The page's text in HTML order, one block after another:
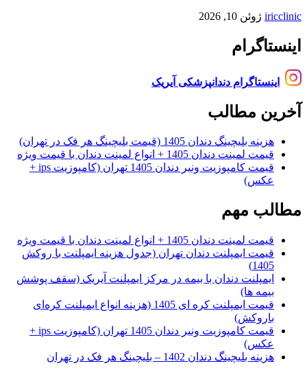
iricclinic ژوئن 10, 2026
اینستاگرام
اینستاگرام دندانپزشکی آیریک
آخرین مطالب
هزینه بلیچینگ دندان 1405 (قیمت بلیچینگ هر فک در تهران)
قیمت لمینت دندان 1405 + انواع لمینت دندان با قیمت ویژه
قیمت کامپوزیت ونیر دندان 1405 تهران (کامپوزیت ips +
عکس)
مطالب مهم
قیمت لمینت دندان 1405 + انواع لمینت دندان با قیمت ویژه
قیمت ایمپلنت دندان تهران (جدول هزینه ایمپلنت با روکش
1405)
ایمپلنت دندان با بیمه در مرکز ایمپلنت آیریک (سقف پوشش
بیمه ها)
قیمت ایمپلنت کره ای‌ 1405 (هزینه انواع ایمپلنت کره‌ای
با‌روکش)
قیمت کامپوزیت ونیر دندان 1405 تهران (کامپوزیت ips +
عکس)
هزینه بلیچینگ دندان 1402 – بلیچینگ هر فک در تهران